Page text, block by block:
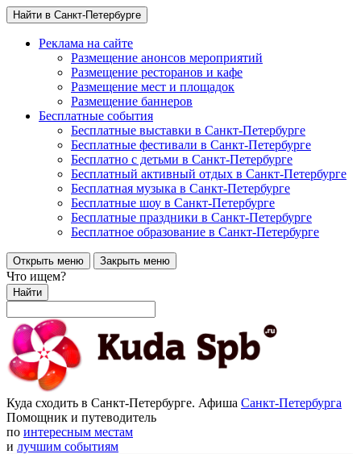
Найти в Санкт-Петербурге
Реклама на сайте
Размещение анонсов мероприятий
Размещение ресторанов и кафе
Размещение мест и площадок
Размещение баннеров
Бесплатные события
Бесплатные выставки в Санкт-Петербурге
Бесплатные фестивали в Санкт-Петербурге
Бесплатно с детьми в Санкт-Петербурге
Бесплатный активный отдых в Санкт-Петербурге
Бесплатная музыка в Санкт-Петербурге
Бесплатные шоу в Санкт-Петербурге
Бесплатные праздники в Санкт-Петербурге
Бесплатное образование в Санкт-Петербурге
Открыть меню Закрыть меню
Что ищем?
Найти
Куда сходить в Санкт-Петербурге. Афиша Санкт-Петербурга
Помощник и путеводитель
по интересным местам
и лучшим событиям